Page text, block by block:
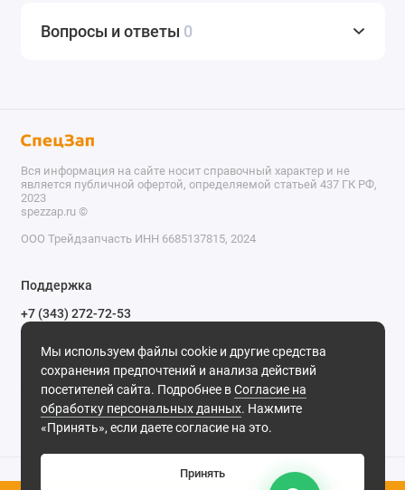
Вопросы и ответы 0
Мы используем файлы cookie и другие средства
сохранения предпочтений и анализа действий
посетителей сайта. Подробнее вСогласие на
обработку персональных данных. Нажмите
«Принять», если даете согласие на это.
Принять
Вся информация на сайте носит справочный характер и не
является публичной офертой, определяемой статьей 437 ГК РФ,
2023
spezzap.ru ©️
ООО Трейдзапчасть ИНН 6685137815, 2024
Поддержка
+7 (343) 272-72-53
Обратный звонок
620030, г. Екатеринбург, ул. Карьерная, д. 14, оф. 14.
Мы в сети